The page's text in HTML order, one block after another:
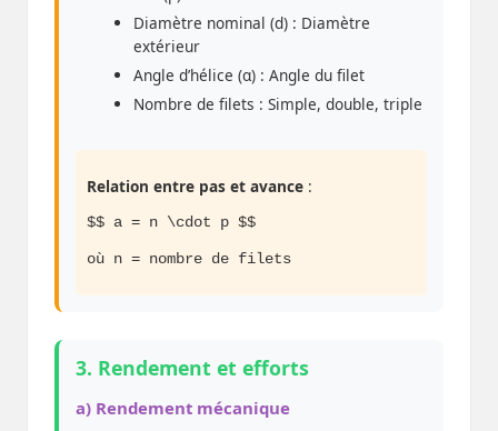
Diamètre nominal (d) : Diamètre
extérieur
Angle d’hélice (α) : Angle du filet
Nombre de filets : Simple, double, triple
Relation entre pas et avance :
$$ a = n \cdot p $$
où n = nombre de filets
3. Rendement et efforts
a) Rendement mécanique